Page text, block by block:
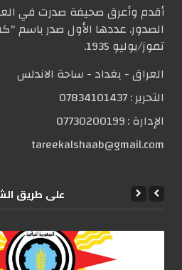
أقدم وأعرق صحيفة صدرت في
تموز/يوليو 1935.
العراق - بغداد - ساحة الاندلس
التحریر :07834101437
الإدارة :07730200199
tareekalshaab@gmail.com
علی طریق